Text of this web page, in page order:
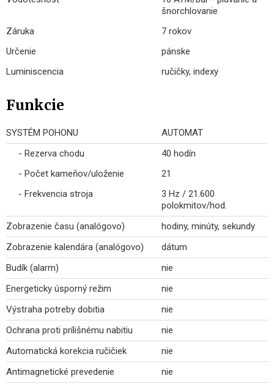
šnorchlovanie
Záruka
7 rokov
Určenie
pánske
Luminiscencia
ručičky, indexy
Funkcie
SYSTÉM POHONU
AUTOMAT
- Rezerva chodu
40 hodín
- Počet kameňov/uloženie
21
- Frekvencia stroja
3 Hz / 21.600
polokmitov/hod.
Zobrazenie času (analógovo)
hodiny, minúty, sekundy
Zobrazenie kalendára (analógovo)
dátum
Budík (alarm)
nie
Energeticky úsporný režim
nie
Výstraha potreby dobitia
nie
Ochrana proti prílišnému nabitiu
nie
Automatická korekcia ručičiek
nie
Antimagnetické prevedenie
nie